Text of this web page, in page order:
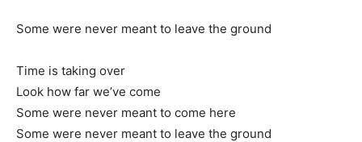
Some were never meant to leave the ground
Time is taking over
Look how far we’ve come
Some were never meant to come here
Some were never meant to leave the ground